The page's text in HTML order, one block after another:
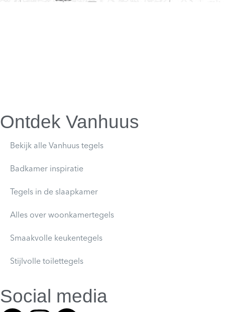
Ontdek Vanhuus
Bekijk alle Vanhuus tegels
Badkamer inspiratie
Tegels in de slaapkamer
Alles over woonkamertegels
Smaakvolle keukentegels
Stijlvolle toilettegels
Social media